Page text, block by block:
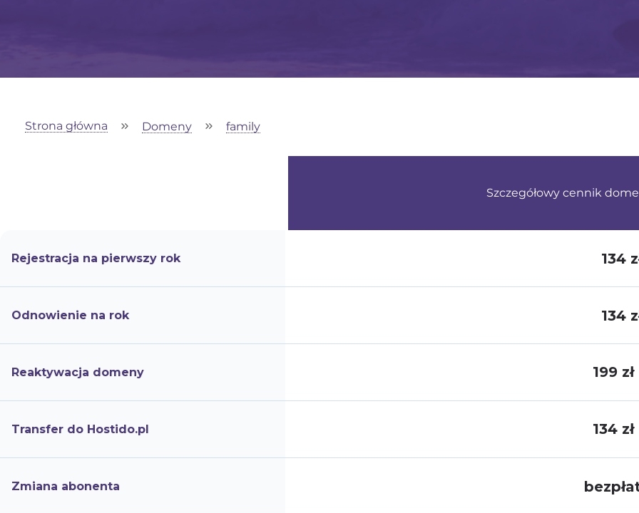
Strona główna Domeny family
Szczegółowy cennik
Rejestracja na pierwszy rok 134
Odnowienie na rok 134
Reaktywacja domeny 199 zł
Transfer do Hostido.pl 134 zł
Zmiana abonenta